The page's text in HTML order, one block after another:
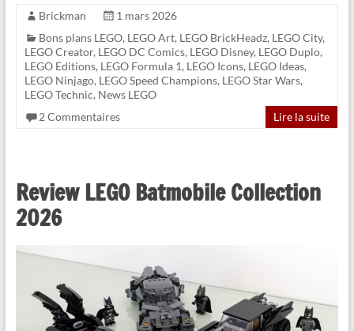
Brickman
1 mars 2026
Bons plans LEGO, LEGO Art, LEGO BrickHeadz, LEGO City,
LEGO Creator, LEGO DC Comics, LEGO Disney, LEGO Duplo,
LEGO Editions, LEGO Formula 1, LEGO Icons, LEGO Ideas,
LEGO Ninjago, LEGO Speed Champions, LEGO Star Wars,
LEGO Technic, News LEGO
2 Commentaires
Lire la suite
Review LEGO Batmobile Collection
2026